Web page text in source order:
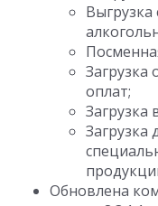
Выгрузка
Загрузка
оплат;
Загрузка
Обновлена